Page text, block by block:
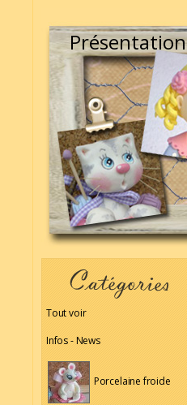
Présentation
Tout voir
Infos - News
Porcelaine froide